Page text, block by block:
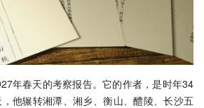
年春天的考察报告。它的作者，是时年34
他辗转湘潭、湘乡、衡山、醴陵、长沙五